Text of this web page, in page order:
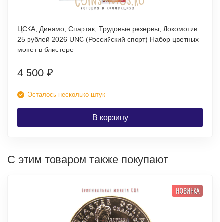
ЦСКА, Динамо, Спартак, Трудовые резервы, Локомотив
25 рублей 2026 UNC (Российский спорт) Набор цветных
монет в блистере
4 500 ₽
Осталось несколько штук
В корзину
С этим товаром также покупают
НОВИНКА